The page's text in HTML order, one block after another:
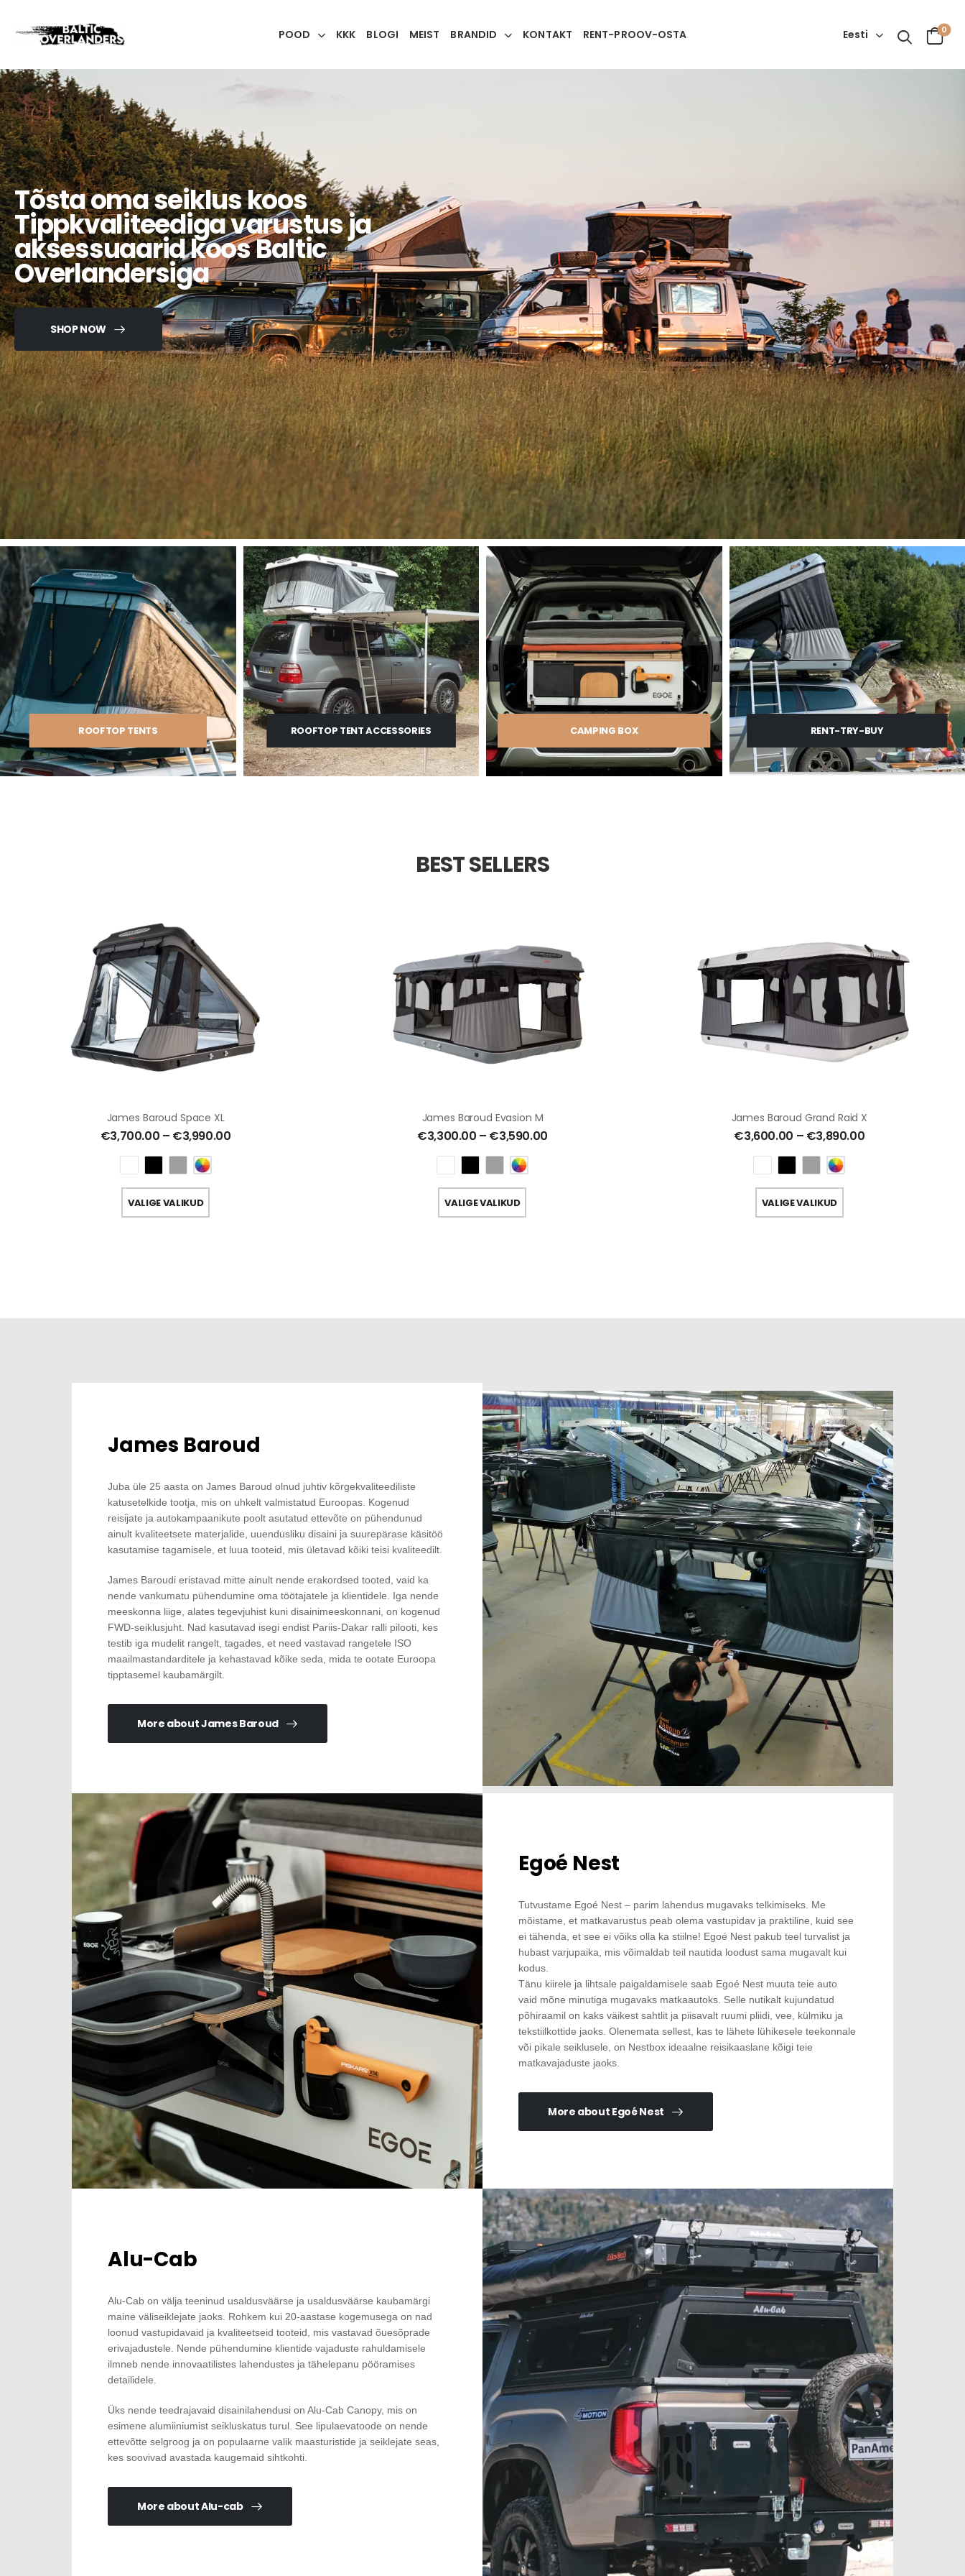
POOD KKK BLOGI MEIST BRANDID KONTAKT RENT-PROOV-OSTA Eesti 0
Tõsta oma seiklus koos
Tippkvaliteediga varustus ja
aksessuaarid koos Baltic
Overlandersiga
SHOP NOW
ROOFTOP TENTS ROOFTOP TENT ACCESSORIES CAMPING BOX RENT-TRY-BUY
BEST SELLERS
James Baroud Space XL
€3,700.00 – €3,990.00
VALIGE VALIKUD
James Baroud Evasion M
€3,300.00 – €3,590.00
VALIGE VALIKUD
James Baroud Grand Raid X
€3,600.00 – €3,890.00
VALIGE VALIKUD
James Baroud
Juba üle 25 aasta on James Baroud olnud juhtiv kõrgekvaliteediliste
katusetelkide tootja, mis on uhkelt valmistatud Euroopas. Kogenud
reisijate ja autokampaanikute poolt asutatud ettevõte on pühendunud
ainult kvaliteetsete materjalide, uuendusliku disaini ja suurepärase käsitöö
kasutamise tagamisele, et luua tooteid, mis ületavad kõiki teisi kvaliteedilt.
James Baroudi eristavad mitte ainult nende erakordsed tooted, vaid ka
nende vankumatu pühendumine oma töötajatele ja klientidele. Iga nende
meeskonna liige, alates tegevjuhist kuni disainimeeskonnani, on kogenud
FWD-seiklusjuht. Nad kasutavad isegi endist Pariis-Dakar ralli pilooti, kes
testib iga mudelit rangelt, tagades, et need vastavad rangetele ISO
maailmastandarditele ja kehastavad kõike seda, mida te ootate Euroopa
tipptasemel kaubamärgilt.
More about James Baroud
Egoé Nest
Tutvustame Egoé Nest – parim lahendus mugavaks telkimiseks. Me
mõistame, et matkavarustus peab olema vastupidav ja praktiline, kuid see
ei tähenda, et see ei võiks olla ka stiilne! Egoé Nest pakub teel turvalist ja
hubast varjupaika, mis võimaldab teil nautida loodust sama mugavalt kui
kodus.
Tänu kiirele ja lihtsale paigaldamisele saab Egoé Nest muuta teie auto
vaid mõne minutiga mugavaks matkaautoks. Selle nutikalt kujundatud
põhiraamil on kaks väikest sahtlit ja piisavalt ruumi pliidi, vee, külmiku ja
tekstiilkottide jaoks. Olenemata sellest, kas te lähete lühikesele teekonnale
või pikale seiklusele, on Nestbox ideaalne reisikaaslane kõigi teie
matkavajaduste jaoks.
More about Egoé Nest
Alu-Cab
Alu-Cab on välja teeninud usaldusväärse ja usaldusväärse kaubamärgi
maine väliseiklejate jaoks. Rohkem kui 20-aastase kogemusega on nad
loonud vastupidavaid ja kvaliteetseid tooteid, mis vastavad õuesõprade
erivajadustele. Nende pühendumine klientide vajaduste rahuldamisele
ilmneb nende innovaatilistes lahendustes ja tähelepanu pööramises
detailidele.
Üks nende teedrajavaid disainilahendusi on Alu-Cab Canopy, mis on
esimene alumiiniumist seikluskatus turul. See lipulaevatoode on nende
ettevõtte selgroog ja on populaarne valik maasturistide ja seiklejate seas,
kes soovivad avastada kaugemaid sihtkohti.
More about Alu-cab